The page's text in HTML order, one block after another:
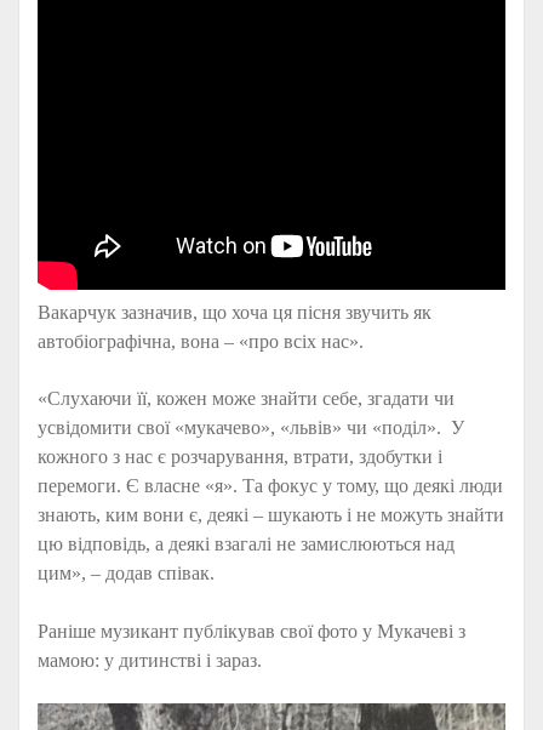
Вакарчук зазначив, що хоча ця пісня звучить як
автобіографічна, вона – «про всіх нас».
«Слухаючи її, кожен може знайти себе, згадати чи
усвідомити свої «мукачево», «львів» чи «поділ». У
кожного з нас є розчарування, втрати, здобутки і
перемоги. Є власне «я». Та фокус у тому, що деякі люди
знають, ким вони є, деякі – шукають і не можуть знайти
цю відповідь, а деякі взагалі не замислюються над
цим», – додав співак.
Раніше музикант публікував свої фото у Мукачеві з
мамою: у дитинстві і зараз.